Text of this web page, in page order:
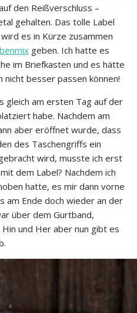
den Reißverschluss –
gehalten. Das tolle Label
es in Kürze zusammen
geben. Ich hatte es
im Briefkasten und es hätte
besser passen können!
gleich am ersten Tag auf der
habe. Nachdem am
aber eröffnet wurde, dass
des Taschengriffs ein
wird, musste ich erst
dem Label? Nachdem ich
hatte, es mir dann vorne
am Ende doch wieder an der
über dem Gurtband,
und Her aber nun gibt es